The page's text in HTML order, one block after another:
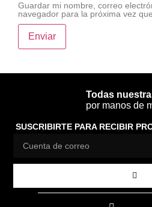
Guardar mi nombre, correo
navegador para la próxima vez
Todas
por manos de
SUSCRIBIRTE PARA RECIBIR